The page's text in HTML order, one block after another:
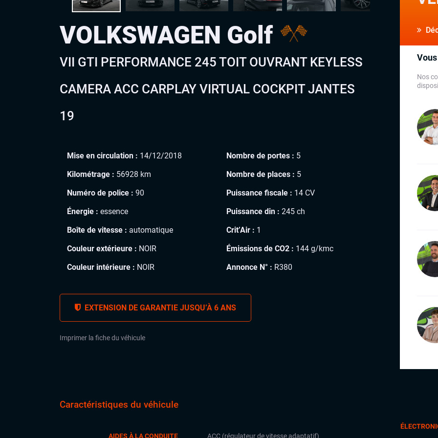
VOLKSWAGEN Golf
VII GTI PERFORMANCE 245 TOIT OUVRANT KEYLESS
CAMERA ACC CARPLAY VIRTUAL COCKPIT JANTES
19
Mise en circulation : 14/12/2018
Kilométrage : 56928 km
Numéro de police : 90
Énergie : essence
Boîte de vitesse : automatique
Couleur extérieure : NOIR
Couleur intérieure : NOIR
Nombre de portes : 5
Nombre de places : 5
Puissance fiscale : 14 CV
Puissance din : 245 ch
Crit’Air : 1
Émissions de CO2 : 144 g/kmc
Annonce N° : R380
EXTENSION DE GARANTIE JUSQU’À 6 ANS
Imprimer la fiche du véhicule
Nos
Caractéristiques du véhicule
AIDES À LA CONDUITE
ACC (régulateur de vitesse adaptatif)